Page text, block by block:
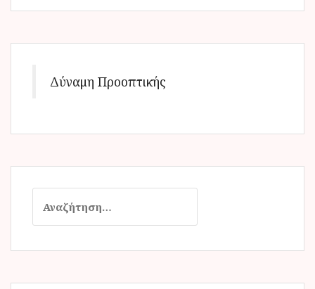
Δύναμη Προοπτικής
α
ζ
τ